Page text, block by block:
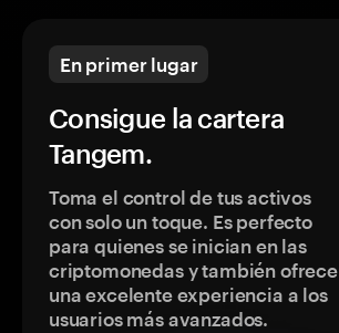
En primer lugar
Consigue la cartera
Tangem.
Toma el control de tus activos
con solo un toque. Es perfecto
para quienes se inician en las
criptomonedas y también ofrece
una excelente experiencia a los
usuarios más avanzados.